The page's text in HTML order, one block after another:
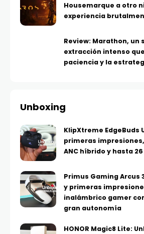
Housemarque a otro
experiencia
Review: Marathon, un
extracción intenso
paciencia y la
Unboxing
KlipXtreme EdgeBuds
primeras
ANC híbrido y hasta
Primus Gaming Arcus
y primeras
inalámbrico gamer
gran autonomía
HONOR Magic8 Lite: